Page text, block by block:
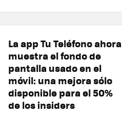
La app Tu Teléfono ahora
muestra el fondo de
pantalla usado en el
móvil: una mejora sólo
disponible para el 50%
de los insiders